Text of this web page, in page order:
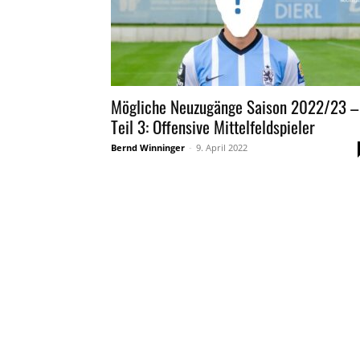
Mögliche Neuzugänge Saison 2022/23 –
Teil 3: Offensive Mittelfeldspieler
Bernd Winninger - 9. April 2022